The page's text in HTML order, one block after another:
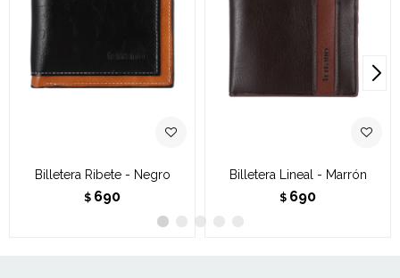
Billetera Ribete - Negro
$ 690
Billetera Lineal - Marrón
$ 690